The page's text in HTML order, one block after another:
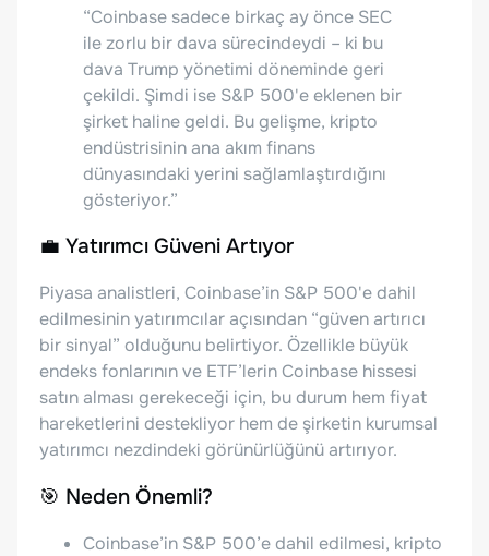
“Coinbase sadece birkaç ay önce SEC
ile zorlu bir dava sürecindeydi – ki bu
dava Trump yönetimi döneminde geri
çekildi. Şimdi ise S&P 500'e eklenen bir
şirket haline geldi. Bu gelişme, kripto
endüstrisinin ana akım finans
dünyasındaki yerini sağlamlaştırdığını
gösteriyor.”
💼 Yatırımcı Güveni Artıyor
Piyasa analistleri, Coinbase’in S&P 500'e dahil
edilmesinin yatırımcılar açısından “güven artırıcı
bir sinyal” olduğunu belirtiyor. Özellikle büyük
endeks fonlarının ve ETF’lerin Coinbase hissesi
satın alması gerekeceği için, bu durum hem fiyat
hareketlerini destekliyor hem de şirketin kurumsal
yatırımcı nezdindeki görünürlüğünü artırıyor.
🎯 Neden Önemli?
Coinbase’in S&P 500’e dahil edilmesi, kripto